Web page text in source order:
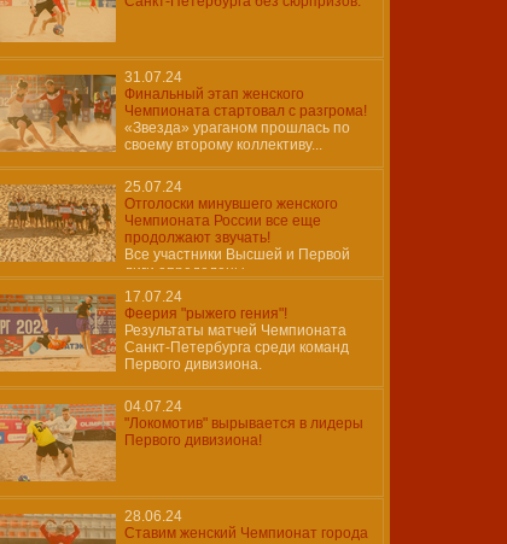
31.07.24
Финальный этап женского
Чемпионата стартовал с разгрома!
«Звезда» ураганом прошлась по
своему второму коллективу...
25.07.24
Отголоски минувшего женского
Чемпионата России все еще
продолжают звучать!
Все участники Высшей и Первой
лиги определены…
17.07.24
Феерия "рыжего гения"!
Результаты матчей Чемпионата
Санкт-Петербурга среди команд
Первого дивизиона.
04.07.24
"Локомотив" вырывается в лидеры
Первого дивизиона!
28.06.24
Ставим женский Чемпионат города